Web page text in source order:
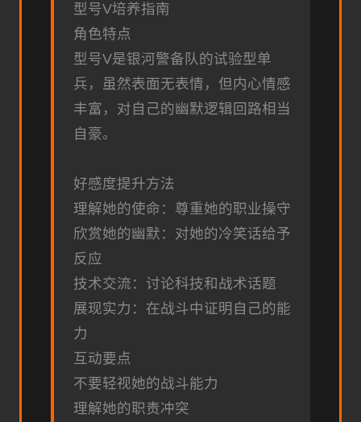
型号V培养指南
角色特点
型号V是银河警备队的试验型单
兵，虽然表面无表情，但内心情感
丰富，对自己的幽默逻辑回路相当
自豪。
好感度提升方法
理解她的使命：尊重她的职业操守
欣赏她的幽默：对她的冷笑话给予
反应
技术交流：讨论科技和战术话题
展现实力：在战斗中证明自己的能
力
互动要点
不要轻视她的战斗能力
理解她的职责冲突